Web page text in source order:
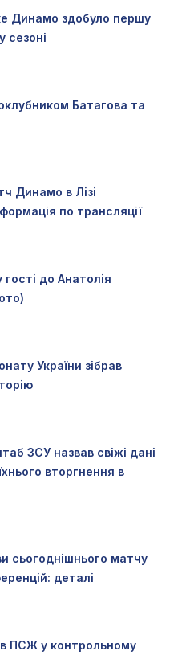
Динамо здобуло першу
сезоні
Батагова та
Динамо в Лізі
по трансляції
до Анатолія
України зібрав
ЗСУ назвав свіжі дані
вторгнення в
сьогоднішнього матчу
деталі
ПСЖ у контрольному